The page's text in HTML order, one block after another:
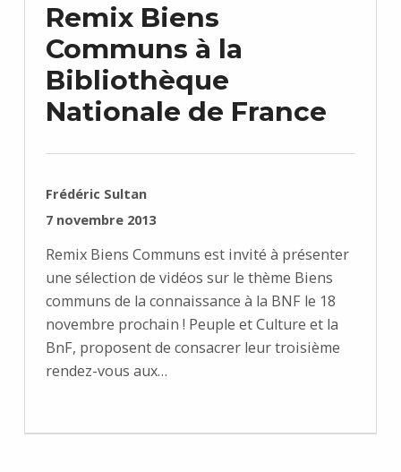
Remix Biens
Communs à la
Bibliothèque
Nationale de France
RÉDIGÉ PAR :
Frédéric Sultan
PUBLIÉ SUR :
7 novembre 2013
Remix Biens Communs est invité à présenter
une sélection de vidéos sur le thème Biens
communs de la connaissance à la BNF le 18
novembre prochain ! Peuple et Culture et la
BnF, proposent de consacrer leur troisième
rendez-vous aux…